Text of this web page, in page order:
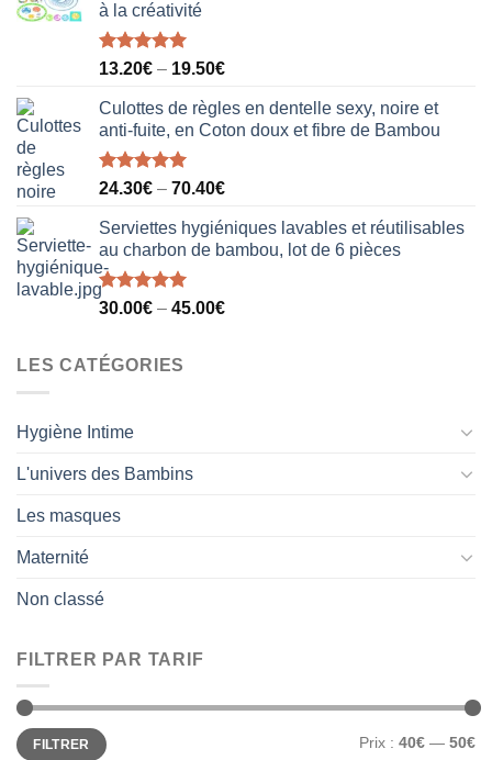
à la créativité
Note5.00
13.20€ – 19.50€
Culottes de règles en dentelle sexy, noire et
anti-fuite, en Coton doux et fibre de Bambou
Note5.00
24.30€ – 70.40€
Serviettes hygiéniques lavables et réutilisables
au charbon de bambou, lot de 6 pièces
Note5.00
30.00€ – 45.00€
LES CATÉGORIES
Hygiène Intime
L'univers des Bambins
Les masques
Maternité
Non classé
FILTRER PAR TARIF
Prix
min
Prix
maxFILTRER Prix : 40€ — 50€